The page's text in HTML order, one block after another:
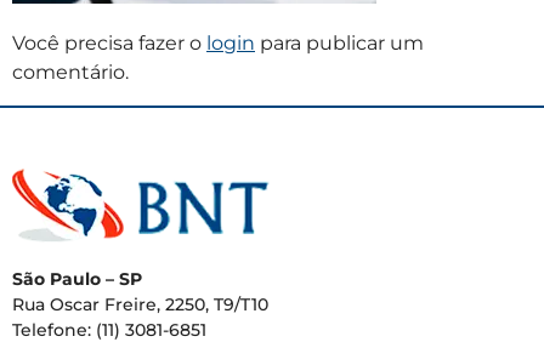
Você precisa fazer o login para publicar um
comentário.
São Paulo – SP
Rua Oscar Freire, 2250, T9/T10
Telefone: (11) 3081-6851